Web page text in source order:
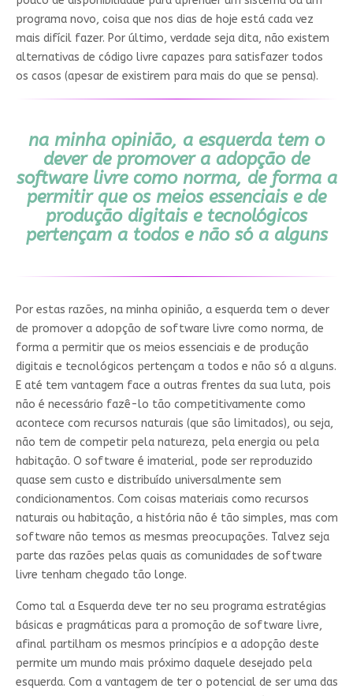
programa novo, coisa que nos dias de hoje está cada vez
mais difícil fazer. Por último, verdade seja dita, não existem
alternativas de código livre capazes para satisfazer todos
os casos (apesar de existirem para mais do que se pensa).
na minha opinião, a esquerda tem o
dever de promover a adopção de
software livre como norma, de forma a
permitir que os meios essenciais e de
produção digitais e tecnológicos
pertençam a todos e não só a alguns
Por estas razões, na minha opinião, a esquerda tem o dever
de promover a adopção de software livre como norma, de
forma a permitir que os meios essenciais e de produção
digitais e tecnológicos pertençam a todos e não só a alguns.
E até tem vantagem face a outras frentes da sua luta, pois
não é necessário fazê-lo tão competitivamente como
acontece com recursos naturais (que são limitados), ou seja,
não tem de competir pela natureza, pela energia ou pela
habitação. O software é imaterial, pode ser reproduzido
quase sem custo e distribuído universalmente sem
condicionamentos. Com coisas materiais como recursos
naturais ou habitação, a história não é tão simples, mas com
software não temos as mesmas preocupações. Talvez seja
parte das razões pelas quais as comunidades de software
livre tenham chegado tão longe.
Como tal a Esquerda deve ter no seu programa estratégias
básicas e pragmáticas para a promoção de software livre,
afinal partilham os mesmos princípios e a adopção deste
permite um mundo mais próximo daquele desejado pela
esquerda. Com a vantagem de ter o potencial de ser uma das